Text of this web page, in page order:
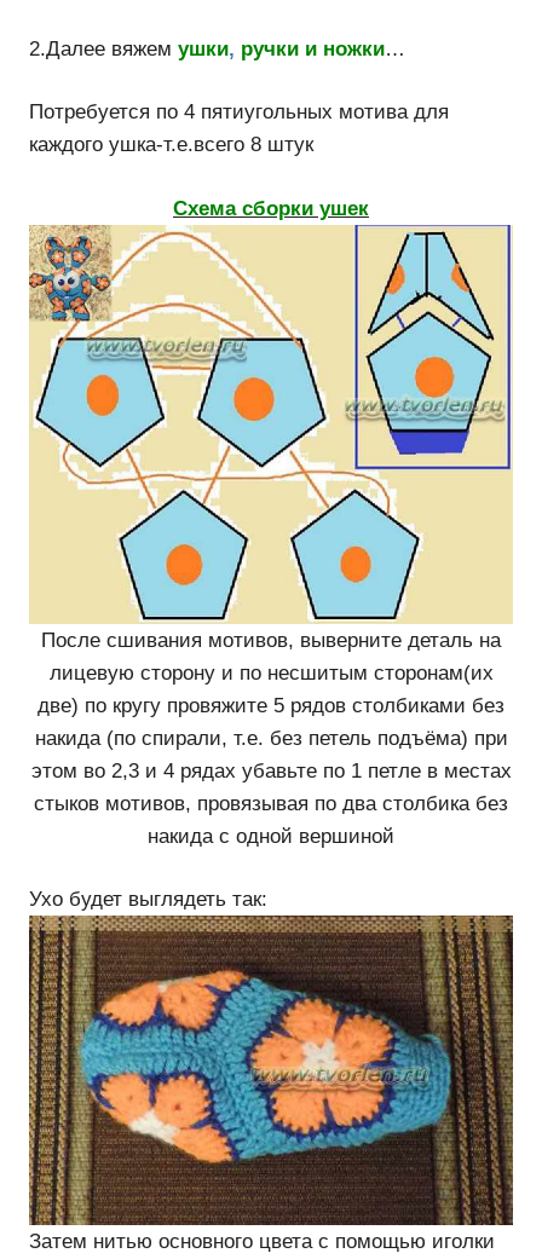
2.Далее вяжем ушки, ручки и ножки…
Потребуется по 4 пятиугольных мотива для
каждого ушка-т.е.всего 8 штук
Схема сборки ушек
После сшивания мотивов, выверните деталь на
лицевую сторону и по несшитым сторонам(их
две) по кругу провяжите 5 рядов столбиками без
накида (по спирали, т.е. без петель подъёма) при
этом во 2,3 и 4 рядах убавьте по 1 петле в местах
стыков мотивов, провязывая по два столбика без
накида с одной вершиной
Ухо будет выглядеть так:
Затем нитью основного цвета с помощью иголки